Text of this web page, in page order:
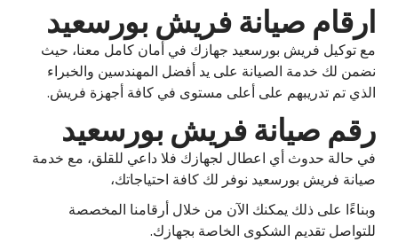
ارقام صيانة فريش بورسعيد
مع توكيل فريش بورسعيد جهازك في أمان كامل معنا، حيث
نضمن لك خدمة الصيانة على يد أفضل المهندسين والخبراء
الذي تم تدريبهم على أعلى مستوى في كافة أجهزة فريش.
رقم صيانة فريش بورسعيد
في حالة حدوث أي اعطال لجهازك فلا داعي للقلق، مع خدمة
صيانة فريش بورسعيد نوفر لك كافة احتياجاتك،
وبناءًا على ذلك يمكنك الآن من خلال أرقامنا المخصصة
للتواصل تقديم الشكوى الخاصة بجهازك.